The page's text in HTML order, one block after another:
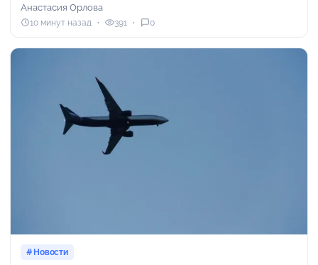
Анастасия Орлова
10 минут назад 391 0
Новости